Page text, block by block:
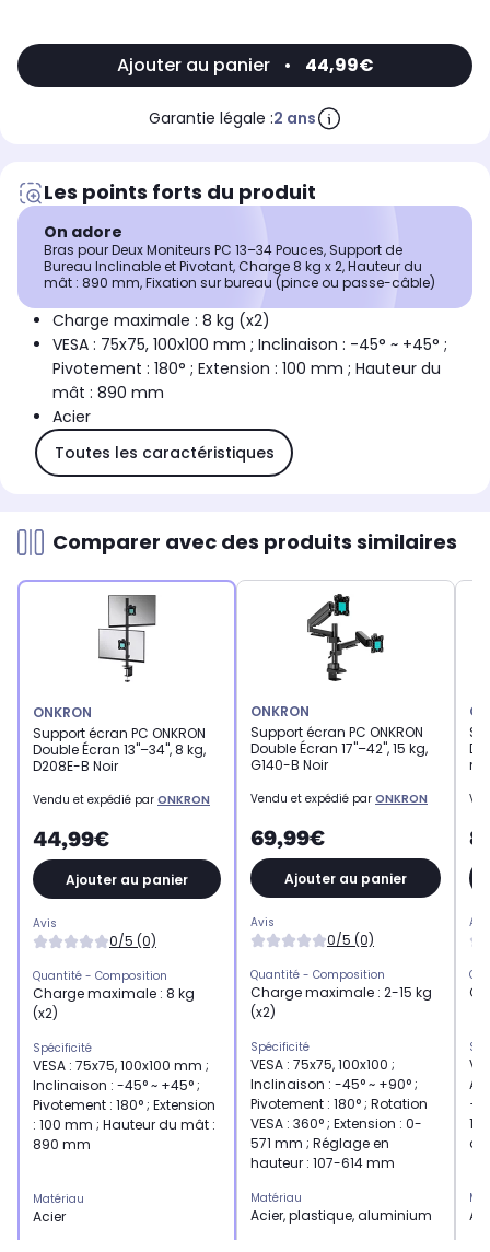
Ajouter au panier • 44,99€
Garantie légale :2 ans
Les points forts du produit
On adore
Bras pour Deux Moniteurs PC 13–34 Pouces, Support de
Bureau Inclinable et Pivotant, Charge 8 kg x 2, Hauteur du
mât : 890 mm, Fixation sur bureau (pince ou passe-câble)
Charge maximale : 8 kg (x2)
VESA : 75x75, 100x100 mm ; Inclinaison : -45° ~ +45° ;
Pivotement : 180° ; Extension : 100 mm ; Hauteur du
mât : 890 mm
Acier
Toutes les caractéristiques
Comparer avec des produits similaires
ONKRON
Support écran PC ONKRON
Double Écran 13"–34", 8 kg,
D208E-B Noir
Vendu et expédié par ONKRON
44,99€
Ajouter au panier
Avis
0/5 (0)
Quantité - Composition
Charge maximale : 8 kg
(x2)
Spécificité
VESA : 75x75, 100x100 mm ;
Inclinaison : -45° ~ +45° ;
Pivotement : 180° ; Extension
: 100 mm ; Hauteur du mât :
890 mm
Matériau
Acier
ONKRON
Support écran PC ONKRON
Double Écran 17"–42", 15 kg,
G140-B Noir
Vendu et expédié par ONKRON
69,99€
Ajouter au panier
Avis
0/5 (0)
Quantité - Composition
Charge maximale : 2-15 kg
(x2)
Spécificité
VESA : 75x75, 100x100 ;
Inclinaison : -45° ~ +90° ;
Pivotement : 180° ; Rotation
VESA : 360° ; Extension : 0-
571 mm ; Réglage en
hauteur : 107-614 mm
Matériau
Acier, plastique, aluminium